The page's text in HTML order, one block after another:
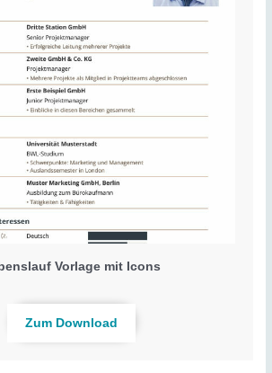
Vorlage mit Icons
Zum Download